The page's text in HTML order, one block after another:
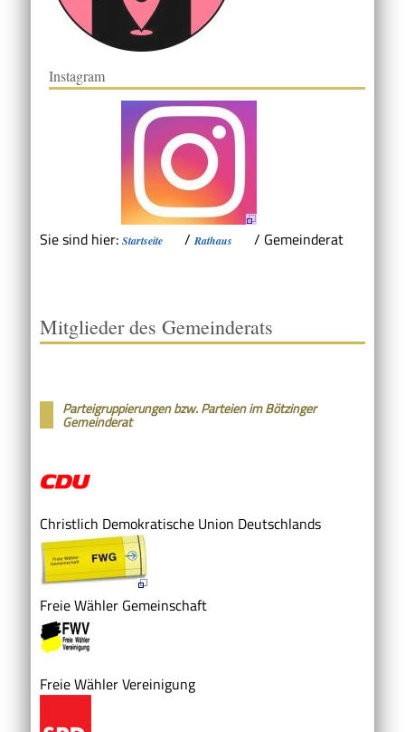
Instagram
Sie sind hier: Startseite /Rathaus / Gemeinderat
Mitglieder des Gemeinderats
Parteigruppierungen bzw. Parteien im Bötzinger
Gemeinderat
Christlich Demokratische Union Deutschlands
Freie Wähler Gemeinschaft
Freie Wähler Vereinigung